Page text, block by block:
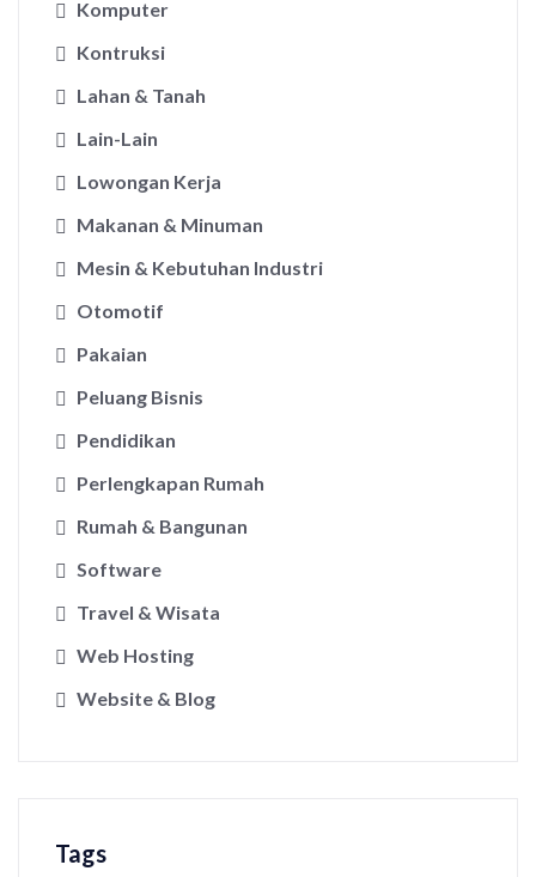
Komputer
Kontruksi
Lahan & Tanah
Lain-Lain
Lowongan Kerja
Makanan & Minuman
Mesin & Kebutuhan Industri
Otomotif
Pakaian
Peluang Bisnis
Pendidikan
Perlengkapan Rumah
Rumah & Bangunan
Software
Travel & Wisata
Web Hosting
Website & Blog
Tags